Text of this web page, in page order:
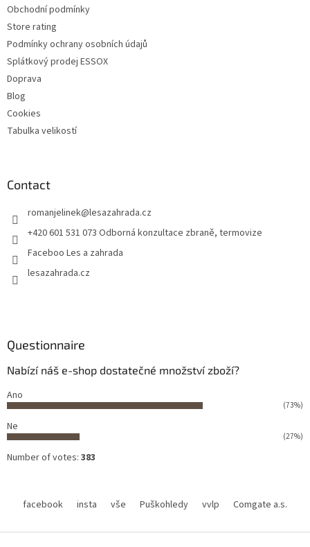
Obchodní podmínky
Store rating
Podmínky ochrany osobních údajů
Splátkový prodej ESSOX
Doprava
Blog
Cookies
Tabulka velikostí
Contact
romanjelinek@lesazahrada.cz
+420 601 531 073 Odborná konzultace zbraně, termovize
Faceboo Les a zahrada
lesazahrada.cz
Questionnaire
Nabízí náš e-shop dostatečné množství zboží?
Ano
(73%)
Ne
(27%)
Number of votes: 383
facebook insta vše Puškohledy vvlp Comgate a.s.